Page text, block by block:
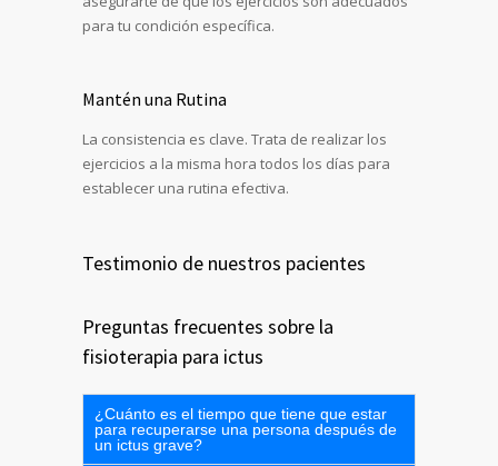
para tu condición específica.
Mantén una Rutina
La consistencia es clave. Trata de realizar los
ejercicios a la misma hora todos los días para
establecer una rutina efectiva.
Testimonio de nuestros pacientes
Preguntas frecuentes sobre la
fisioterapia para ictus
¿Cuánto es el tiempo que tiene que estar
para recuperarse una persona después de
un ictus grave?